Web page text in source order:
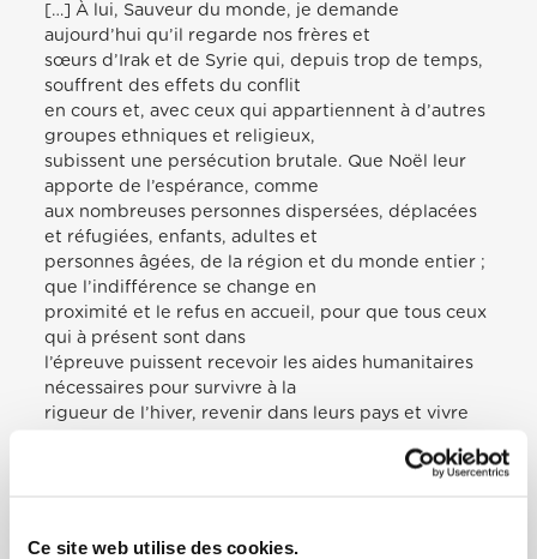
Ce site web utilise des cookies.
[…] À lui, Sauveur du monde, je demande
aujourd’hui qu’il regarde nos frères et
sœurs d’Irak et de Syrie qui, depuis trop de temps,
souffrent des effets du conflit
en cours et, avec ceux qui appartiennent à d’autres
groupes ethniques et religieux,
subissent une persécution brutale. Que Noël leur
apporte de l’espérance, comme
aux nombreuses personnes dispersées, déplacées
et réfugiées, enfants, adultes et
personnes âgées, de la région et du monde entier ;
que l’indifférence se change en
proximité et le refus en accueil, pour que tous ceux
qui à présent sont dans
l’épreuve puissent recevoir les aides humanitaires
nécessaires pour survivre à la
rigueur de l’hiver, revenir dans leurs pays et vivre
ouvrir les cœurs à la confiance et donner sa paix à
efforts de ceux qui s’engagent